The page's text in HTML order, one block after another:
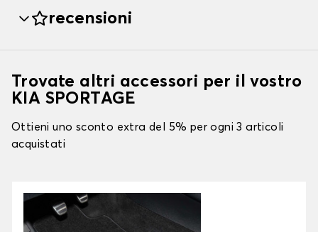
recensioni
Trovate altri accessori per il vostro
KIA SPORTAGE
Ottieni uno sconto extra del 5% per ogni 3 articoli
acquistati